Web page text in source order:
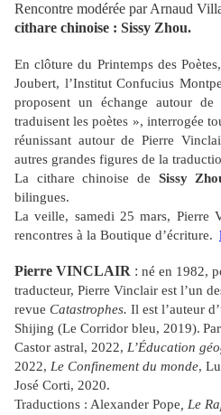
Rencontre modérée par Arnaud
cithare chinoise : Sissy Zhou.
En clôture du Printemps des
Joubert, l’Institut Confucius
proposent un échange autour
traduisent les poètes », interrogée
réunissant autour de Pierre
autres grandes figures de la
La cithare chinoise de Sissy
bilingues.
La veille, samedi 25 mars, Pierre
rencontres à la Boutique d’écriture.
Pierre VINCLAIR : né en 1982,
traducteur, Pierre Vinclair est l’un
revue Catastrophes. Il est l’auteur
Shijing (Le Corridor bleu, 2019).
Castor astral, 2022, L’Éducation
2022, Le Confinement du monde,
José Corti, 2020.
Traductions : Alexander Pope , Le